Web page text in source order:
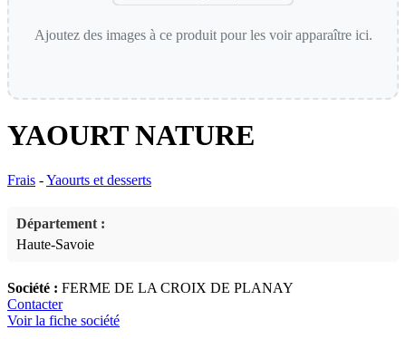
Ajoutez des images à ce produit pour les voir apparaître ici.
YAOURT NATURE
Frais -Yaourts et desserts
Département :
Haute-Savoie
Société : FERME DE LA CROIX DE PLANAY
Contacter
Voir la fiche société